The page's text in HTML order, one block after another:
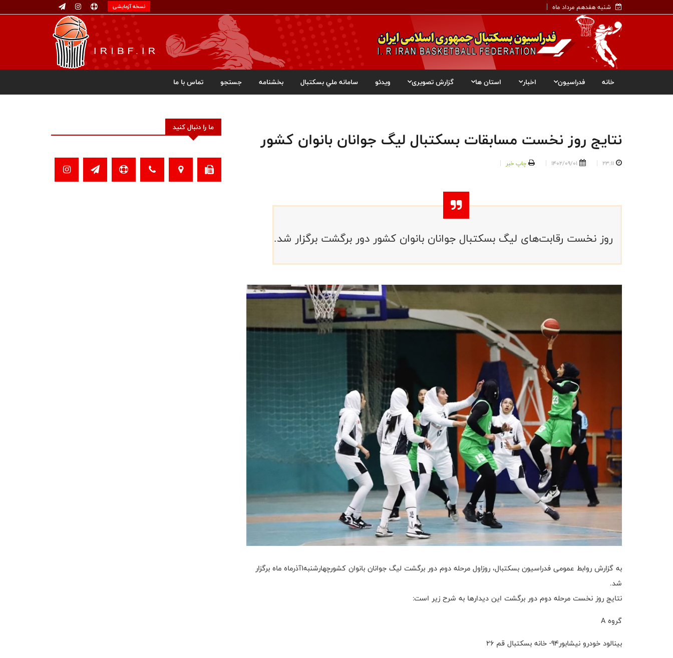
شنبه هفدهم مرداد ماه نسخه آزمایشی
خانه فدراسیون اخبار استان ها گزارش تصویری ویدئو سامانه ملي بسکتبال بخشنامه جستجو تماس با ما
نتایج روز نخست مسابقات بسکتبال لیگ جوانان بانوان کشور
23:11
1402/09/01 چاپ خبر
روز نخست رقابت‌های لیگ بسکتبال جوانان بانوان کشور دور برگشت برگزار شد.
به گزارش روابط عمومی فدراسیون بسکتبال، روزاول مرحله دوم دور برگشت لیگ جوانان بانوان کشورچهارشنبه۱آذرماه ماه برگزار
شد.
نتایج روز نخست مرحله دوم دور برگشت این دیدارها به شرح زیر است:
گروه A
بینالود خودرو نیشابور94- خانه بسکتبال قم 26
ما را دنبال کنید